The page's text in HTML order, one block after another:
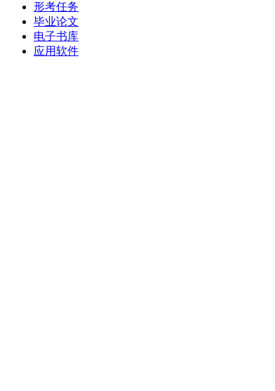
形考任务
毕业论文
电子书库
应用软件